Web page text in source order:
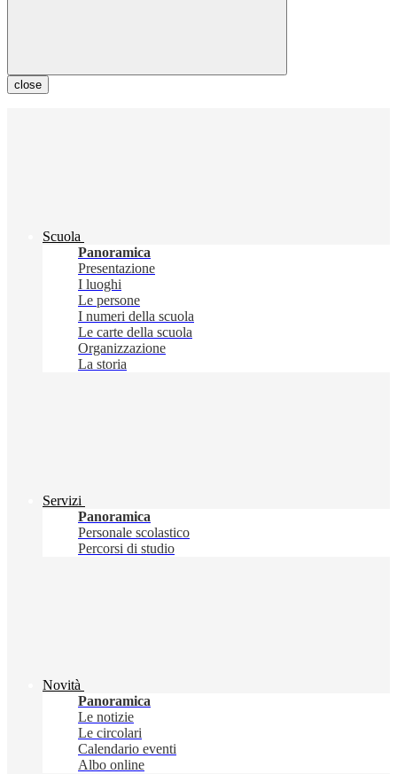
close
Scuola
Panoramica
Presentazione
I luoghi
Le persone
I numeri della scuola
Le carte della scuola
Organizzazione
La storia
Servizi
Panoramica
Personale scolastico
Percorsi di studio
Novità
Panoramica
Le notizie
Le circolari
Calendario eventi
Albo online